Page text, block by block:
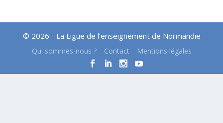
© 2026 - La Ligue de l’enseignement de Normandie
Qui sommes-nous ? Contact Mentions légales